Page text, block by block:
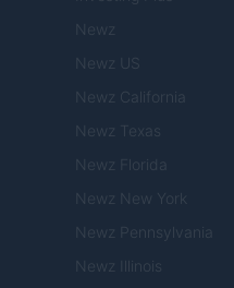
Newz
Newz US
Newz California
Newz Texas
Newz Florida
Newz New York
Newz Pennsylvania
Newz Illinois